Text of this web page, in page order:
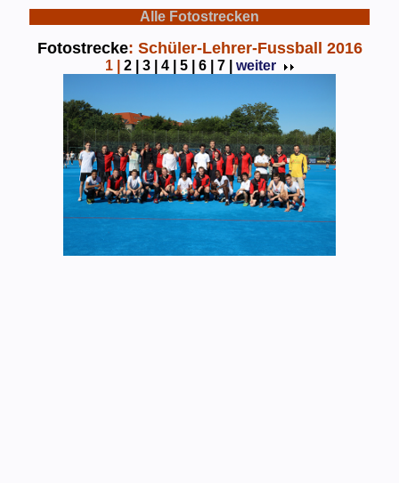
Alle Fotostrecken
Fotostrecke: Schüler-Lehrer-Fussball 2016
1| 2 | 3 | 4 | 5 | 6 | 7 | weiter